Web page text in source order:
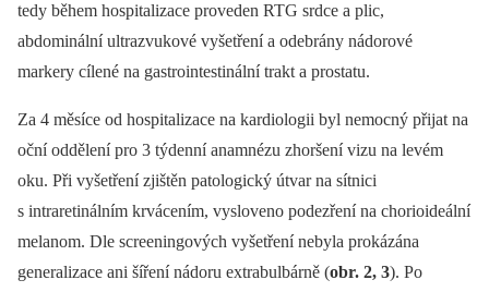
tedy během hospitalizace proveden RTG srdce a plic,
abdominální ultrazvukové vyšetření a odebrány nádorové
markery cílené na gastrointestinální trakt a prostatu.
Za 4 měsíce od hospitalizace na kardiologii byl nemocný přijat na
oční oddělení pro 3 týdenní anamnézu zhoršení vizu na levém
oku. Při vyšetření zjištěn patologický útvar na sítnici
s intraretinálním krvácením, vysloveno podezření na chorioideální
melanom. Dle screeningových vyšetření nebyla prokázána
generalizace ani šíření nádoru extrabulbárně (obr. 2, 3). Po